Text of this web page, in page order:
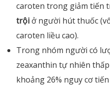
caroten trong giảm tiến
trội ở người hút thuốc
caroten liều cao).
Trong nhóm người có
zeaxanthin tự nhiên
khoảng 26% nguy cơ